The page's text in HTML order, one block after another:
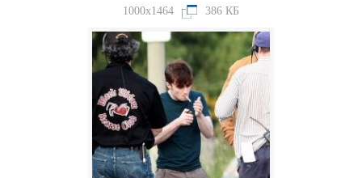
1000x1464 386 КБ